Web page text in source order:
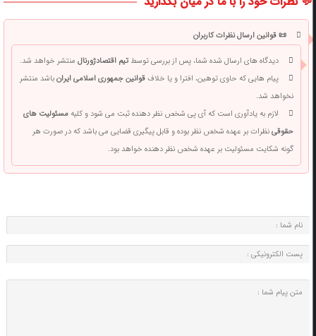
📜 قوانین ارسال نظرات کاربران
دیدگاه های ارسال شده شما، پس از بررسی توسطتیم اقتصادژورنالمنتشر خواهد شد.
پیام هایی که حاوی توهین، افترا و یا خلافقوانین جمهوری اسلامی ایرانباشد منتشر
نخواهد شد.
لازم به یادآوری است که آی پی شخص نظر دهنده ثبت می شود و کلیهمسئولیت های
حقوقینظرات بر عهده شخص نظر بوده و قابل پیگیری قضایی می باشد که در صورت هر
گونه شکایت مسئولیت بر عهده شخص نظر دهنده خواهد بود.